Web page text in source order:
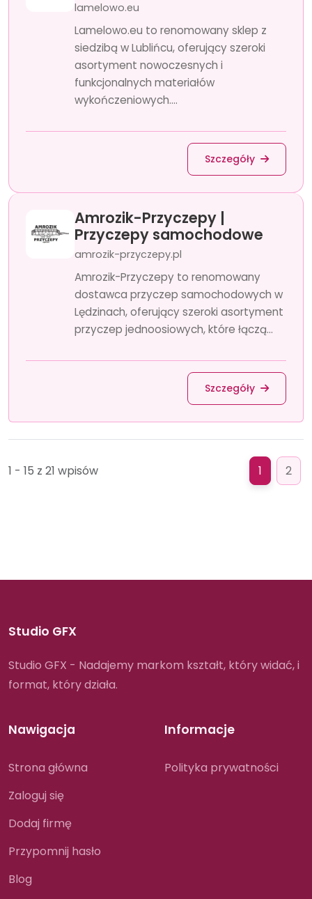
lamelowo.eu
Lamelowo.eu to renomowany sklep z
siedzibą w Lublińcu, oferujący szeroki
asortyment nowoczesnych i
funkcjonalnych materiałów
wykończeniowych....
Szczegóły
Amrozik-Przyczepy |
Przyczepy samochodowe
amrozik-przyczepy.pl
Amrozik-Przyczepy to renomowany
dostawca przyczep samochodowych w
Lędzinach, oferujący szeroki asortyment
przyczep jednoosiowych, które łączą...
Szczegóły
1 - 15 z 21 wpisów 1 2
Studio GFX
Studio GFX - Nadajemy markom kształt, który widać, i
format, który działa.
Nawigacja
Strona główna
Zaloguj się
Dodaj firmę
Przypomnij hasło
Blog
Informacje
Polityka prywatności